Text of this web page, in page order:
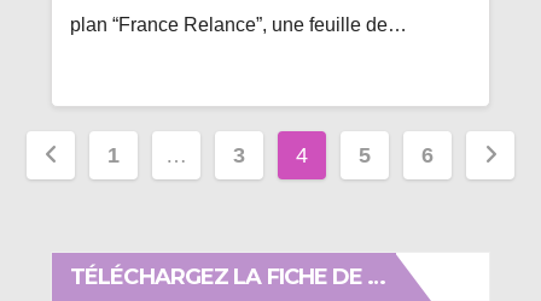
plan “France Relance”, une feuille de…
Pagination
publications
1 … 3 4 5 6
TÉLÉCHARGEZ LA FICHE DE …